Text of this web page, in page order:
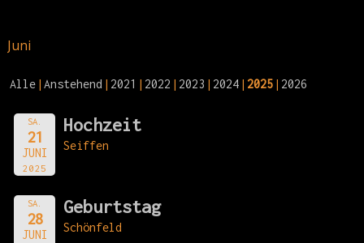
Juni
Alle Anstehend 2021 2022 2023 2024 2025 2026
SA.
21
JUNI
2025
Hochzeit
Seiffen
SA.
28
JUNI
Geburtstag
Schönfeld